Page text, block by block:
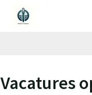
Vacatures